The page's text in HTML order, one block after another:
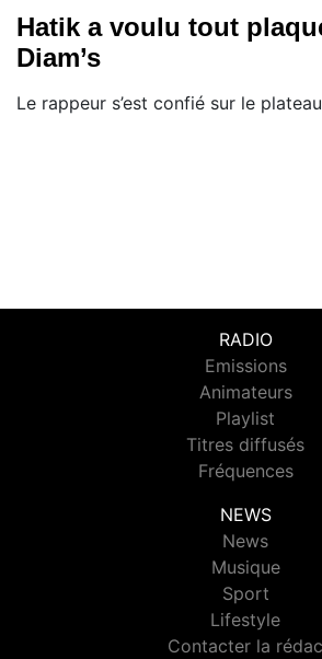
Hatik a voulu tout
Diam’s
Le rappeur s’est confié sur le
RADIO
Emissions
Animateurs
Playlist
Titres diffusés
Fréquences
NEWS
News
Musique
Sport
Lifestyle
Contacter la rédac